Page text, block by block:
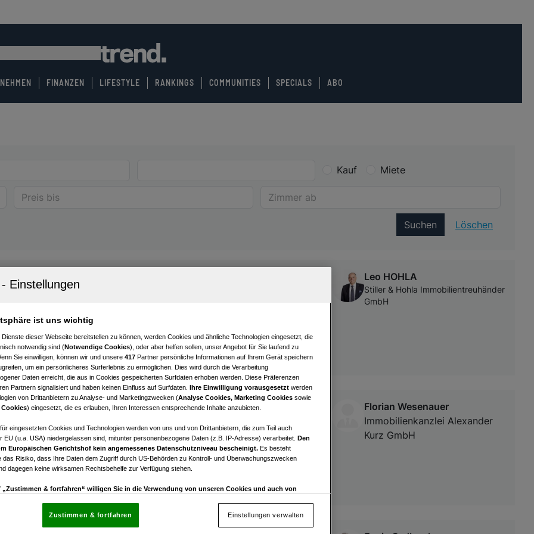
FINANZEN LIFESTYLE RANKINGS COMMUNITIES SPECIALS ABO
Kauf Miete
Suchen Löschen
am Attersee
Kaufpreis
Leo HOHLA
Stiller & Hohla Immobilientreuhänder
GmbH
am Attersee
€ 3.100.000,00
Kaufpreis
Florian Wesenauer
Immobilienkanzlei Alexander
Kurz GmbH
ist uns wichtig
Dienste dieser Webseite bereitstellen zu können, werden Cookies und ähnliche Technologien eingesetzt, die
notwendig sind (Notwendige Cookies), oder aber helfen sollen, unser Angebot für Sie laufend zu
Sie einwilligen, können wir und unsere 417 Partner persönliche Informationen auf Ihrem Gerät speichern
um ein persönlicheres Surferlebnis zu ermöglichen. Dies wird durch die Verarbeitung
Daten erreicht, die aus in Cookies gespeicherten Surfdaten erhoben werden. Diese Präferenzen
Partnern signalisiert und haben keinen Einfluss auf Surfdaten. Ihre Einwilligung vorausgesetzt werden
von Drittanbietern zu Analyse- und Marketingzwecken (Analyse Cookies, Marketing Cookies sowie
) eingesetzt, die es erlauben, Ihren Interessen entsprechende Inhalte anzubieten.
eingesetzten Cookies und Technologien werden von uns und von Drittanbietern, die zum Teil auch
EU (u.a. USA) niedergelassen sind, mitunter personenbezogene Daten (z.B. IP-Adresse) verarbeitet. Den
Europäischen Gerichtshof kein angemessenes Datenschutzniveau bescheinigt. Es besteht
das Risiko, dass Ihre Daten dem Zugriff durch US-Behörden zu Kontroll- und Überwachungszwecken
dagegen keine wirksamen Rechtsbehelfe zur Verfügung stehen.
„Zustimmen & fortfahren“ willigen Sie in die Verwendung von unseren Cookies und auch von
die sich auf jeder Seite unten im Footer befinden.
Einstellungen verwalten
Zustimmen & fortfahren